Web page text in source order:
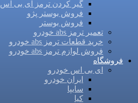
گیر کردن ترمز ای بی اس
فروش بوستر پژو
فروش بوستر
تعمیر ترمز abs خودرو
خرید قطعات ترمز abs خودرو
فروش لوازم ترمز abs خودرو
فروشگاه
ای بی اس خودرو
ایران خودرو
سایپا
کیا